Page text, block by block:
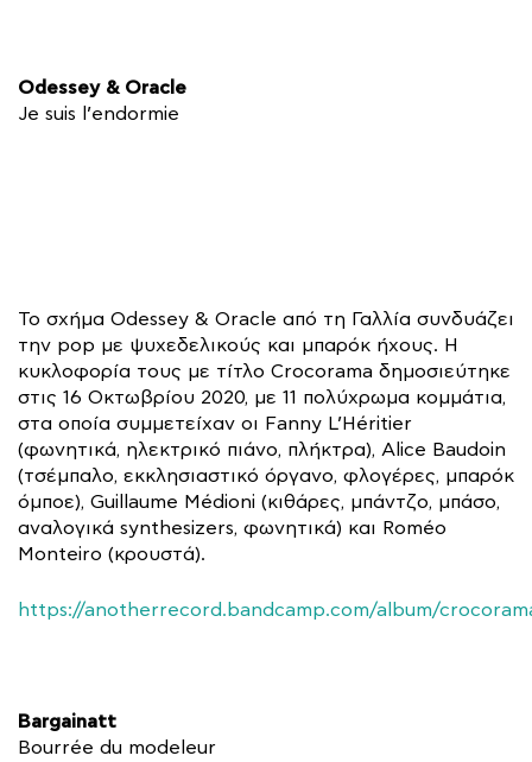
Odessey & Oracle
Je suis l’endormie
To σχήμα Odessey & Oracle από τη Γαλλία συνδυάζει
την pop με ψυχεδελικούς και μπαρόκ ήχους. Η
κυκλοφορία τους με τίτλο Crocorama δημοσιεύτηκε
στις 16 Οκτωβρίου 2020, με 11 πολύχρωμα κομμάτια,
στα οποία συμμετείχαν οι Fanny L’Héritier
(φωνητικά, ηλεκτρικό πιάνο, πλήκτρα), Alice Baudoin
(τσέμπαλο, εκκλησιαστικό όργανο, φλογέρες, μπαρόκ
όμποε), Guillaume Médioni (κιθάρες, μπάντζο, μπάσο,
αναλογικά synthesizers, φωνητικά) και Roméo
Monteiro (κρουστά).
https://anotherrecord.bandcamp.com/album/
Bargainatt
Bourrée du modeleur